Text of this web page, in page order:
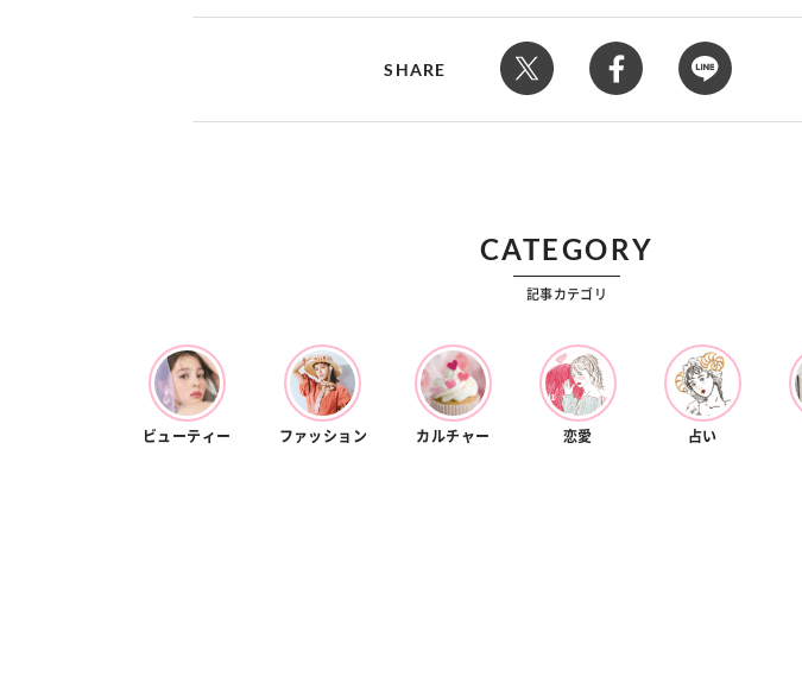
SHARE
“憧れワンピ”を着るきっかけに♡ おしゃ
占い
【12星座別】今月の恋愛運♡ 7月23日～
CATEGORY
記事カテゴリ
ビューティー ファッション カルチャー 恋愛 占い